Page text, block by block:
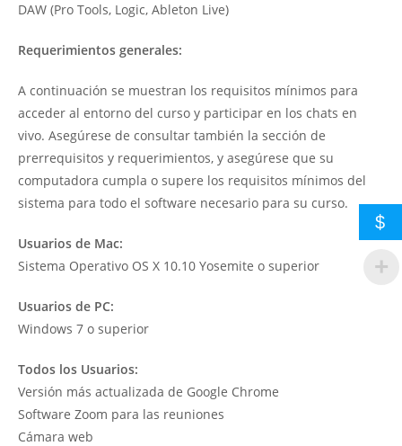
DAW (Pro Tools, Logic, Ableton Live)
Requerimientos generales:
A continuación se muestran los requisitos mínimos para
acceder al entorno del curso y participar en los chats en
vivo. Asegúrese de consultar también la sección de
prerrequisitos y requerimientos, y asegúrese que su
computadora cumpla o supere los requisitos mínimos del
sistema para todo el software necesario para su curso.
Usuarios de Mac:
Sistema Operativo OS X 10.10 Yosemite o superior
Usuarios de PC:
Windows 7 o superior
Todos los Usuarios:
Versión más actualizada de Google Chrome
Software Zoom para las reuniones
Cámara web
$